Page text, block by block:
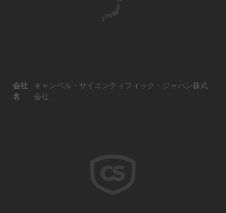
会社
名
キャンベル・サイエンティフィック・ジャパン株式
会社